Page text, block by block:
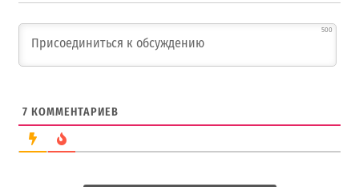
500
7 КОММЕНТАРИЕВ